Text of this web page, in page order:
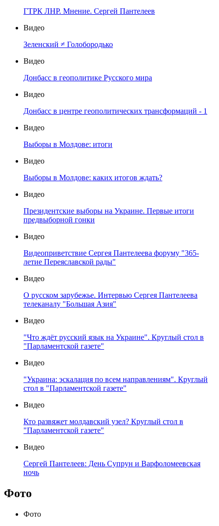
ГТРК ЛНР. Мнение. Сергей Пантелеев
Видео
Зеленский ≠ Голобородько
Видео
Донбасс в геополитике Русского мира
Видео
Донбасс в центре геополитических трансформаций - 1
Видео
Выборы в Молдове: итоги
Видео
Выборы в Молдове: каких итогов ждать?
Видео
Президентские выборы на Украине. Первые итоги
предвыборной гонки
Видео
Видеоприветствие Сергея Пантелеева форуму "365-
летие Переяславской рады"
Видео
О русском зарубежье. Интервью Сергея Пантелеева
телеканалу "Большая Азия"
Видео
"Что ждёт русский язык на Украине". Круглый стол в
"Парламентской газете"
Видео
"Украина: эскалация по всем направлениям". Круглый
стол в "Парламентской газете"
Видео
Кто развяжет молдавский узел? Круглый стол в
"Парламентской газете"
Видео
Сергей Пантелеев: День Супрун и Варфоломеевская
ночь
Фото
Фото